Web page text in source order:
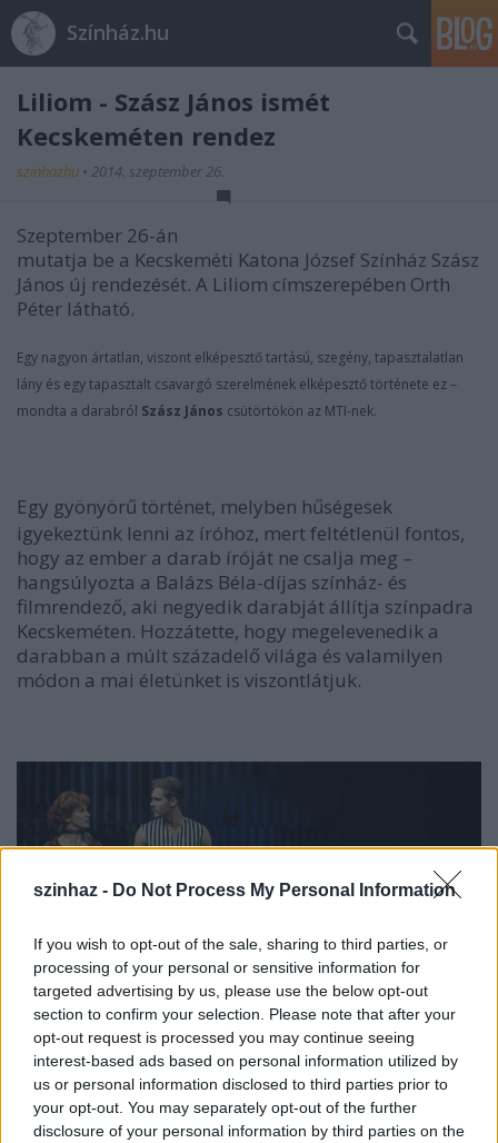
szinhaz - Do Not Process My Personal Information
If you wish to opt-out of the sale, sharing to third parties, or
processing of your personal or sensitive information for
targeted advertising by us, please use the below opt-out
section to confirm your selection. Please note that after your
opt-out request is processed you may continue seeing
interest-based ads based on personal information utilized by
us or personal information disclosed to third parties prior to
your opt-out. You may separately opt-out of the further
disclosure of your personal information by third parties on the
Színház.hu
Liliom - Szász János ismét
Kecskeméten rendez
szinhazhu • 2014. szeptember 26.
Szeptember 26-án
mutatja be a Kecskeméti Katona József Színház Szász
János új rendezését. A Liliom címszerepében Orth
Péter látható.
Egy nagyon ártatlan, viszont elképesztő tartású, szegény, tapasztalatlan
lány és egy tapasztalt csavargó szerelmének elképesztő története ez –
mondta a darabról Szász János csütörtökön az MTI-nek.
Egy gyönyörű történet, melyben hűségesek
igyekeztünk lenni az íróhoz, mert feltétlenül fontos,
hogy az ember a darab íróját ne csalja meg –
hangsúlyozta a Balázs Béla-díjas színház- és
filmrendező, aki negyedik darabját állítja színpadra
Kecskeméten. Hozzátette, hogy megelevenedik a
darabban a múlt századelő világa és valamilyen
módon a mai életünket is viszontlátjuk.
Fotó: Ujvári Sándor/MTI